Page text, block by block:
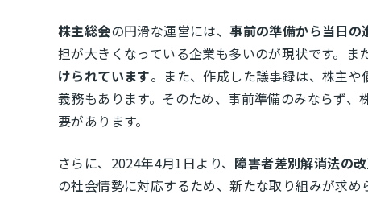
株主総会の円滑な運営には、事前の準備から当日の
担が大きくなっている企業も多いのが現状です。ま
けられています。また、作成した議事録は、株主
義務もあります。そのため、事前準備のみならず
要があります。
さらに、2024年4月1日より、 障害者差別解消法の
の社会情勢に対応するため、新たな取り組みが求め